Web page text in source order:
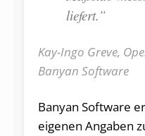
liefert.”
Kay-Ingo Greve,
Banyan Software
Banyan Software
eigenen Angaben